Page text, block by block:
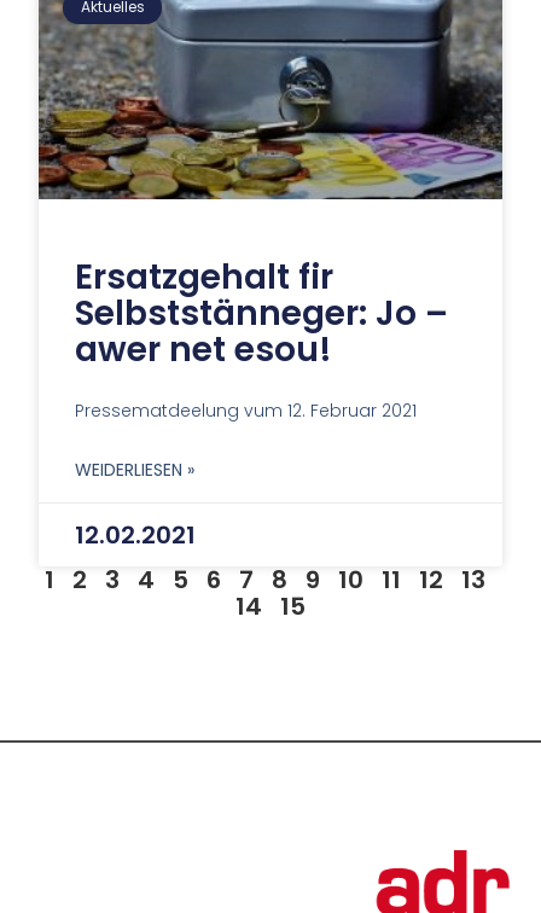
Aktuelles
Ersatzgehalt fir
Selbststänneger: Jo –
awer net esou!
Pressematdeelung vum 12. Februar 2021
WEIDERLIESEN »
12.02.2021
1
2 3 4 5 6 7 8 9 10 11 12 13
14 15